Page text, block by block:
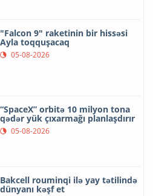
"Falcon 9" raketinin bir hissəsi
Ayla toqquşacaq
05-08-2026
“SpaceX” orbitə 10 milyon tona
qədər yük çıxarmağı planlaşdırır
05-08-2026
Bakcell rouminqi ilə yay tətilində
dünyanı kəşf et